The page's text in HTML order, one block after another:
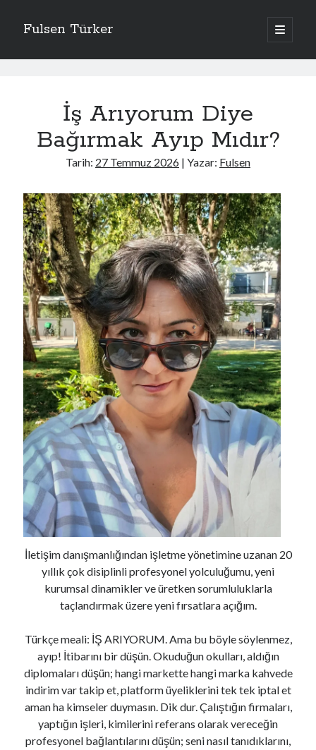
Fulsen Türker
ana
menüyü
Yan
Bavul Dergi
Eski Kelamlar
Hatıra
Hikaye
İtirafname
Kategorisiz
Kelimeler
Sanat İşleri
Uncategorized
Yemek Bloğu Değil
Son Yazılar
İş Arıyorum Diye Bağırmak Ayıp Mıdır?
Devren Kiralık Hayaller..
Zeytin Kreması Tarifi ve İçimizdeki İtalyan Aşkı
Biber Çorbası Tarifi ve 80’lerde Doğmuş Çocukların 40’lı Yaşlara Dair
Dertleri *
Misafir Odaları gibi Tuhaf Bir Şey
Son yorumlar
Devren Kiralık Hayaller..
Devren Kiralık Hayaller..
için
Ayşe Özden
Devren Kiralık Hayaller..
içinSeyfi
Biber Çorbası Tarifi ve 80’lerde Doğmuş Çocukların 40’lı Yaşlara Dair
Haberdar Olun
E-mail adresi:
Türker
Yazılar
İş Arıyorum Diye
Bağırmak Ayıp Mıdır?
Tarih: 27 Temmuz 2026 | Yazar: Fulsen
İletişim danışmanlığından işletme yönetimine uzanan 20
yıllık çok disiplinli profesyonel yolculuğumu, yeni
kurumsal dinamikler ve üretken sorumluluklarla
taçlandırmak üzere yeni fırsatlara açığım.
Türkçe meali: İŞ ARIYORUM. Ama bu böyle söylenmez,
ayıp! İtibarını bir düşün. Okuduğun okulları, aldığın
diplomaları düşün; hangi markette hangi marka kahvede
indirim var takip et, platform üyeliklerini tek tek iptal et
aman ha kimseler duymasın. Dik dur. Çalıştığın firmaları,
yaptığın işleri, kimilerini referans olarak vereceğin
profesyonel bağlantılarını düşün; seni nasıl tanıdıklarını,